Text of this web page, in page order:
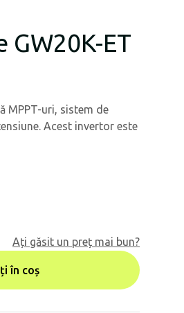
ET
MPPT-uri, sistem de
Acest invertor este
Ați găsit un preț mai bun?
în coș